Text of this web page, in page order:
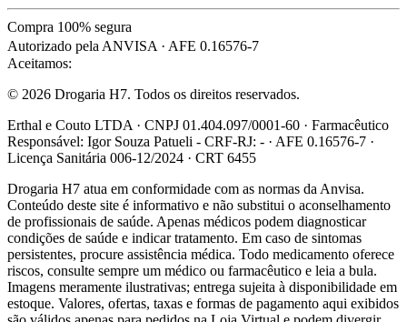
Compra 100% segura
Autorizado pela ANVISA · AFE 0.16576-7
Aceitamos:
© 2026 Drogaria H7. Todos os direitos reservados.
Erthal e Couto LTDA · CNPJ 01.404.097/0001-60 · Farmacêutico
Responsável: Igor Souza Patueli - CRF-RJ: - · AFE 0.16576-7 ·
Licença Sanitária 006-12/2024 · CRT 6455
Drogaria H7 atua em conformidade com as normas da Anvisa.
Conteúdo deste site é informativo e não substitui o aconselhamento
de profissionais de saúde. Apenas médicos podem diagnosticar
condições de saúde e indicar tratamento. Em caso de sintomas
persistentes, procure assistência médica. Todo medicamento oferece
riscos, consulte sempre um médico ou farmacêutico e leia a bula.
Imagens meramente ilustrativas; entrega sujeita à disponibilidade em
estoque. Valores, ofertas, taxas e formas de pagamento aqui exibidos